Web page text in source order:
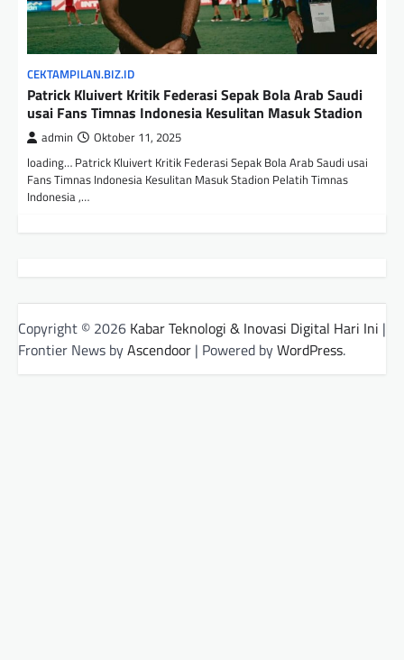
CEKTAMPILAN.BIZ.ID
Patrick Kluivert Kritik Federasi Sepak Bola Arab Saudi
usai Fans Timnas Indonesia Kesulitan Masuk Stadion
admin Oktober 11, 2025
loading… Patrick Kluivert Kritik Federasi Sepak Bola Arab Saudi usai
Fans Timnas Indonesia Kesulitan Masuk Stadion Pelatih Timnas
Indonesia ,…
Copyright © 2026 Kabar Teknologi & Inovasi Digital Hari Ini |
Frontier News byAscendoor | Powered byWordPress.